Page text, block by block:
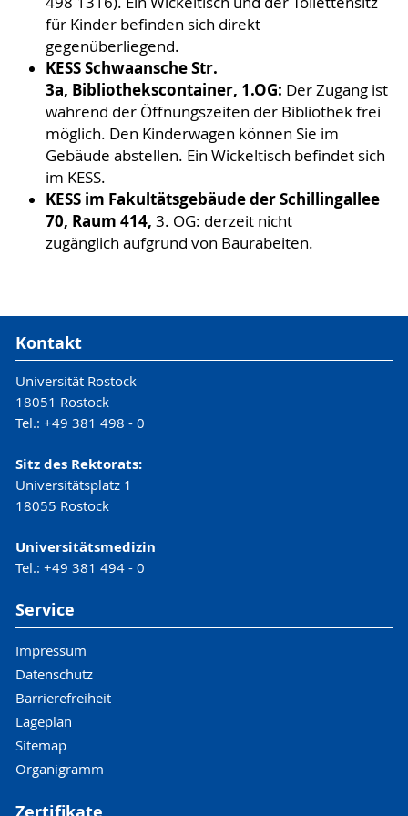
für Kinder befinden sich direkt
gegenüberliegend.
KESS Schwaansche Str.
3a, Bibliothekscontainer, 1.OG: Der Zugang ist
während der Öffnungszeiten der Bibliothek frei
möglich. Den Kinderwagen können Sie im
Gebäude abstellen. Ein Wickeltisch befindet sich
im KESS.
KESS im Fakultätsgebäude der Schillingallee
70, Raum 414, 3. OG: derzeit nicht
zugänglich aufgrund von Baurabeiten.
Kontakt
Universität Rostock
18051 Rostock
Tel.: +49 381 498 - 0
Sitz des Rektorats:
Universitätsplatz 1
18055 Rostock
Universitätsmedizin
Tel.: +49 381 494 - 0
Service
Impressum
Datenschutz
Barrierefreiheit
Lageplan
Sitemap
Organigramm